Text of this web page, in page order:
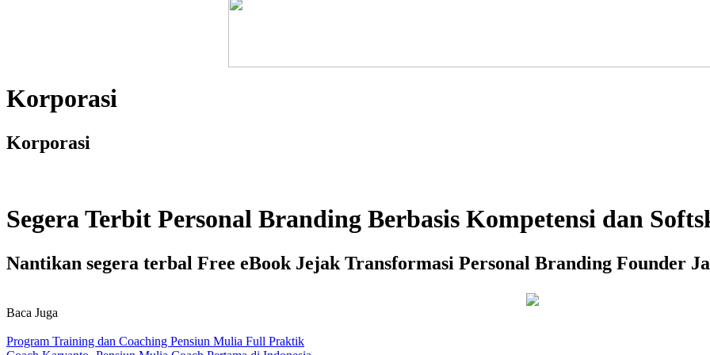
Korporasi
Korporasi
Segera Terbit Personal Branding Berbasis Kompetensi dan
Nantikan segera terbal Free eBook Jejak Transformasi Personal Branding Founder
Baca Juga
Program Training dan Coaching Pensiun Mulia Full Praktik